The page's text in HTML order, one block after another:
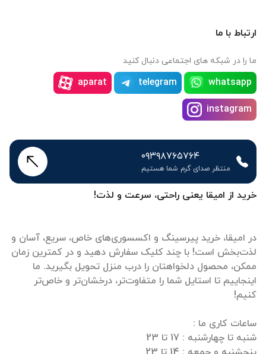
خرید از امیقا یعنی راحتی، سرعت و لذت!
در امیقا، خرید پیرسینگ و اکسسوری‌های خاص، سریع، آسان و
لذت‌بخش است! با چند کلیک سفارش دهید و در کمترین زمان
ممکن، محصول دلخواهتان را درب منزل تحویل بگیرید. ما
اینجاییم تا استایل شما را متفاوت‌تر، درخشان‌تر و خاص‌تر
ارتباط با ما
ما را در شبکه های اجتماعی دنبال کنید
whatsapp
telegram
aparat
instagram
۰۹۳۹۸۷۶۵۷۶۴
منتظر صدای گرم شما هستیم